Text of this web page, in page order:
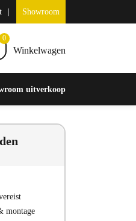
Showroom
0
Winkelwagen
uitverkoop
montage